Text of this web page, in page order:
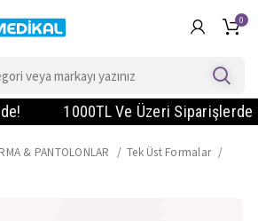
0
1000TL Ve Üzeri Siparişlerde
& PANTOLONLAR
Tek Üst Formalar